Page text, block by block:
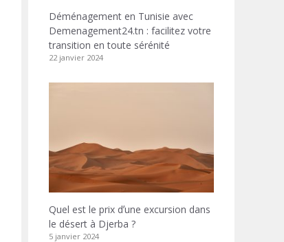
Déménagement en Tunisie avec
Demenagement24.tn : facilitez votre
transition en toute sérénité
22 janvier 2024
Quel est le prix dʼune excursion dans
le désert à Djerba ?
5 janvier 2024